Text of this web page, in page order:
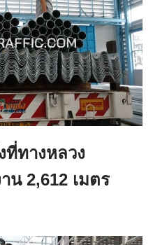
ที่ทางหลวง
น 2,612 เมตร